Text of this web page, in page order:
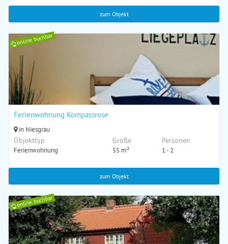
zum Objekt
online buchbar
Ferienwohnung Kompassrose
in Niesgrau
Objekttyp
Ferienwohnung
Größe
55 m²
Personen
1 - 2
zum Objekt
online buchbar